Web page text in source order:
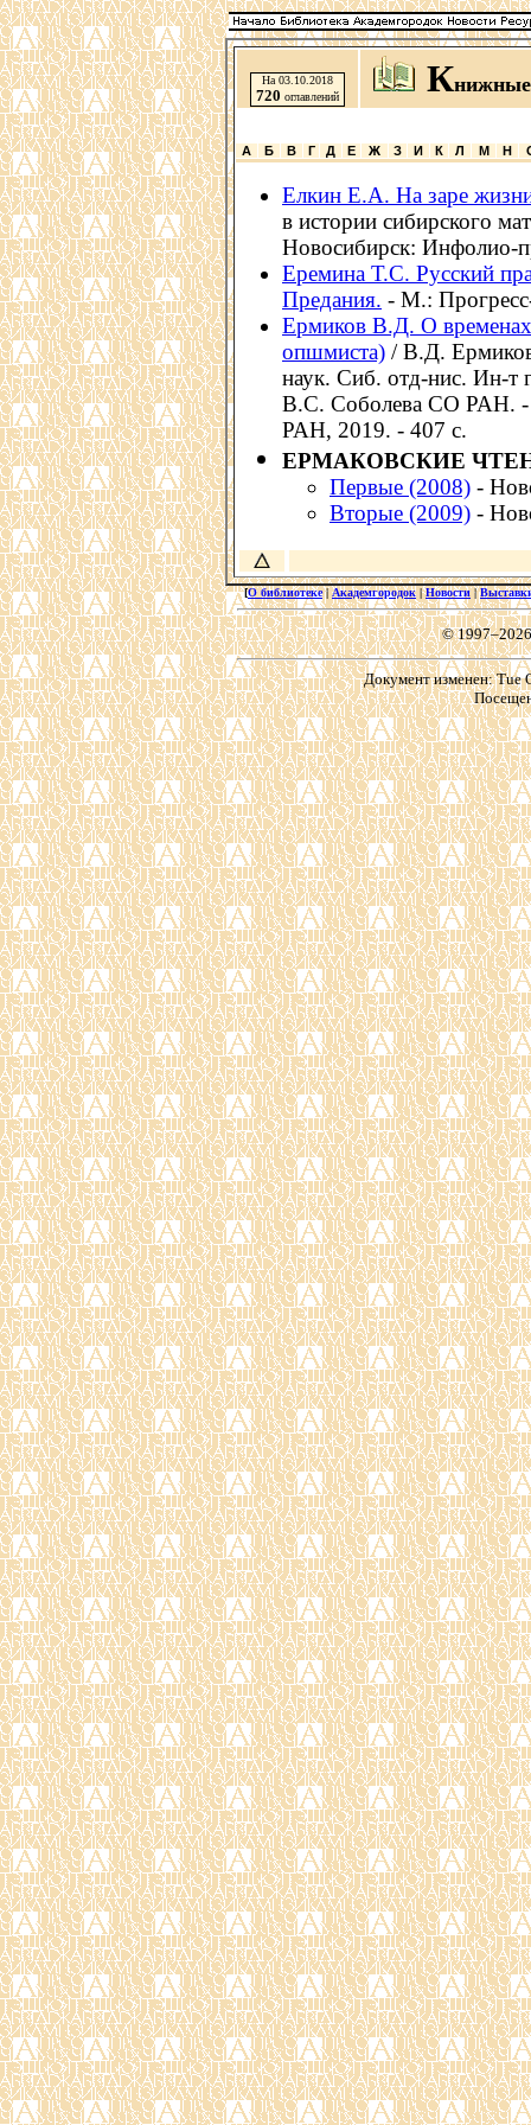
На 03.10.2018
720 оглавлений Книжные
А Б В Г Д Е Ж З И К Л М Н
Елкин Е.А. На заре
в истории сибирского
Новосибирск: Инфолио-
Еремина Т.С. Русский
Предания. - М.:
Ермиков В.Д. О временах
опшмиста) / В.Д.
наук. Сиб. отд-нис. Ин-т
B.C. Соболева СО РАН.
РАН, 2019. - 407 с.
ЕРМАКОВСКИЕ
Первые (2008) -
Вторые (2009) -
[О библиотеке|Академгородок |Новости|
©
Документ изменен: Tue